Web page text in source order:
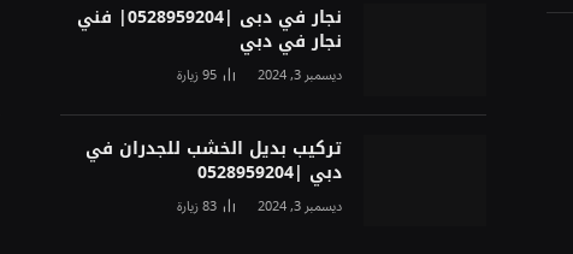
نجار في دبى |0528959204| فني
نجار في دبي
ديسمبر 3, 2024 95زيارة
تركيب بديل الخشب للجدران في
دبي |0528959204
ديسمبر 3, 2024 83زيارة